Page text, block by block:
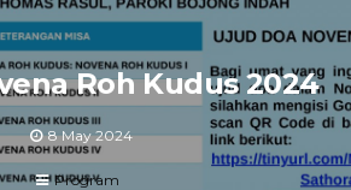
Roh Kudus 2024
8 May 2024
Program